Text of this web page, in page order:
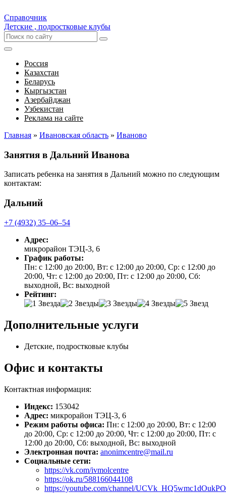
Справочник
Детские , подростковые клубы
Россия
Казахстан
Беларусь
Кыргызстан
Азербайджан
Узбекистан
Реклама на сайте
Главная » Ивановская область » Иваново
Занятия в Дальний Иванова
Записать ребенка на занятия в Дальний можно по следующим
контактам:
Дальний
+7 (4932) 35‒06‒54
Адрес:
микрорайон ТЭЦ-3, 6
График работы:
Пн: с 12:00 до 20:00, Вт: с 12:00 до 20:00, Ср: с 12:00 до
20:00, Чт: с 12:00 до 20:00, Пт: с 12:00 до 20:00, Сб:
выходной, Вс: выходной
Рейтинг:
Дополнительные услуги
Детские, подростковые клубы
Офис и контакты
Контактная информация:
Индекс: 153042
Адрес: микрорайон ТЭЦ-3, 6
Режим работы офиса: Пн: с 12:00 до 20:00, Вт: с 12:00
до 20:00, Ср: с 12:00 до 20:00, Чт: с 12:00 до 20:00, Пт: с
12:00 до 20:00, Сб: выходной, Вс: выходной
Электронная почта: anonimcentre@mail.ru
Социальные сети:
https://vk.com/ivmolcentre
https://ok.ru/588166044108
https://youtube.com/channel/